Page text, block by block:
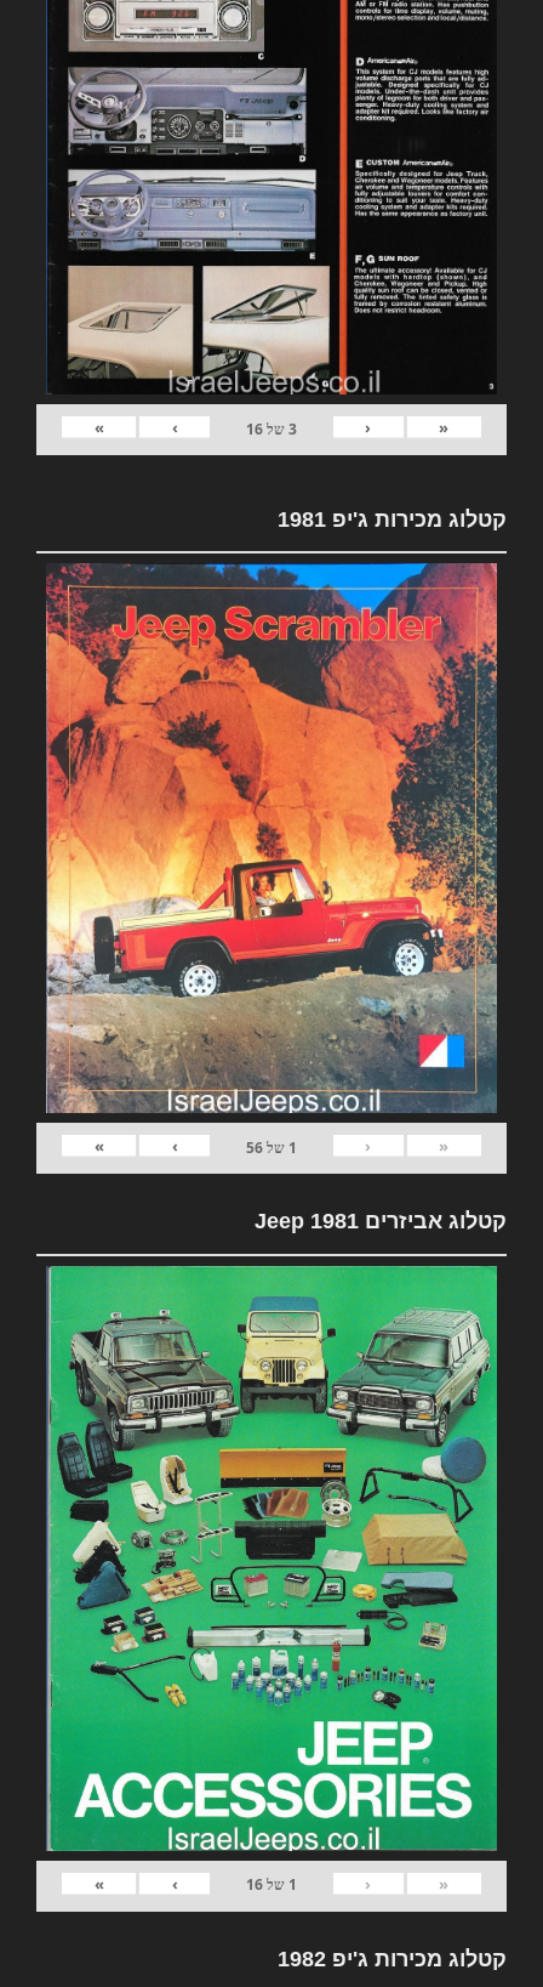
«
‹
3של16
›
»
קטלוג מכירות ג'יפ 1981
«
‹
1 של56
›
»
קטלוג אביזרים 1981 Jeep
«
‹
1 של16
›
»
קטלוג מכירות ג'יפ 1982